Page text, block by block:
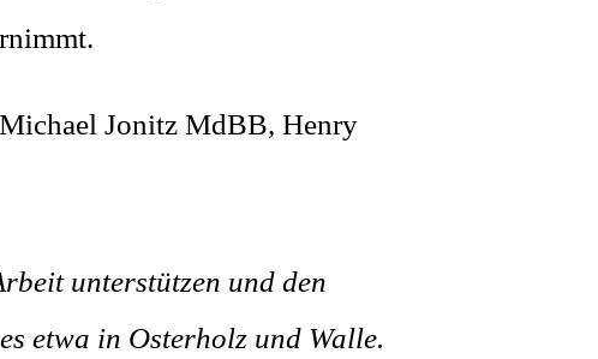
Jonitz MdBB, Henry
unterstützen und den
etwa in Osterholz und Walle.